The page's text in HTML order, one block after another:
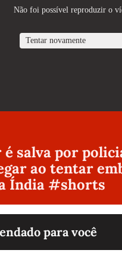
salva por
ao tentar
Índia #shorts
para você